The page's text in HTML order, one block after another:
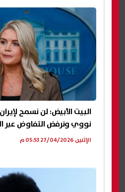
البيت الأبيض: لن نسمح
نووي ونرفض التفاوض عبر
الإثنين 27/04/2026 05:53 م